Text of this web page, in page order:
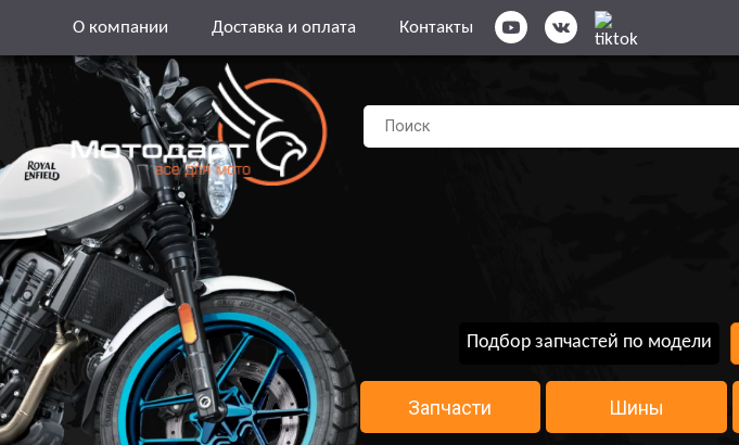
О компании Доставка и оплата Контакты
Подбор запчастей по модели
Запчасти Шины